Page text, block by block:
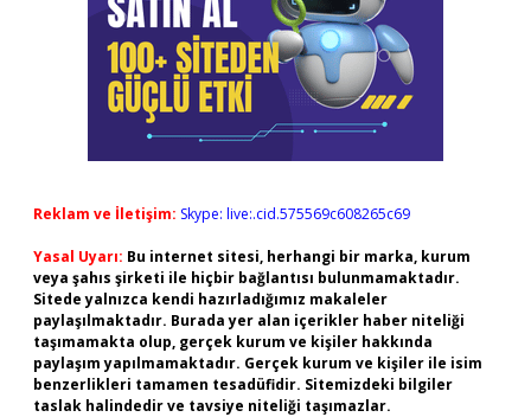
Reklam ve İletişim: Skype: live:.cid.575569c608265c69
Yasal Uyarı: Bu internet sitesi, herhangi bir marka, kurum
veya şahıs şirketi ile hiçbir bağlantısı bulunmamaktadır.
Sitede yalnızca kendi hazırladığımız makaleler
paylaşılmaktadır. Burada yer alan içerikler haber niteliği
taşımamakta olup, gerçek kurum ve kişiler hakkında
paylaşım yapılmamaktadır. Gerçek kurum ve kişiler ile isim
benzerlikleri tamamen tesadüfidir. Sitemizdeki bilgiler
taslak halindedir ve tavsiye niteliği taşımazlar.